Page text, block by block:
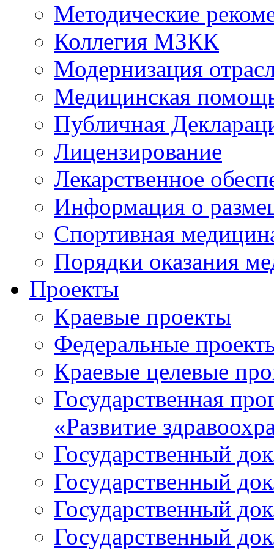
Методические
Коллегия МЗКК
Модернизация
Медицинская
Публичная
Лицензирование
Лекарственное
Информация о
Спортивная
Порядки оказания
Проекты
Краевые проекты
Федеральные
Краевые целевые
Государственная
«Развитие
Государственный
Государственный
Государственный
Государственный